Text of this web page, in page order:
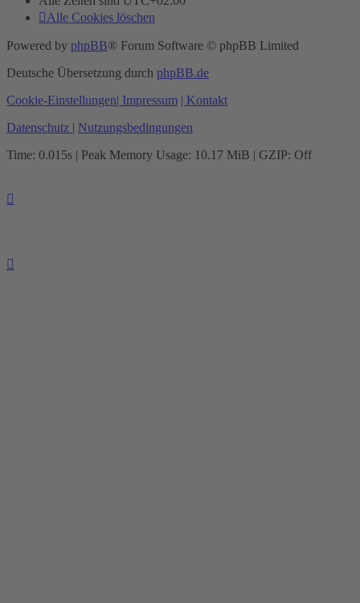
Alle Cookies löschen
Powered by phpBB® Forum Software © phpBB Limited
Deutsche Übersetzung durch phpBB.de
Cookie-Einstellungen| Impressum | Kontakt
Datenschutz | Nutzungsbedingungen
Time: 0.015s | Peak Memory Usage: 10.17 MiB | GZIP: Off